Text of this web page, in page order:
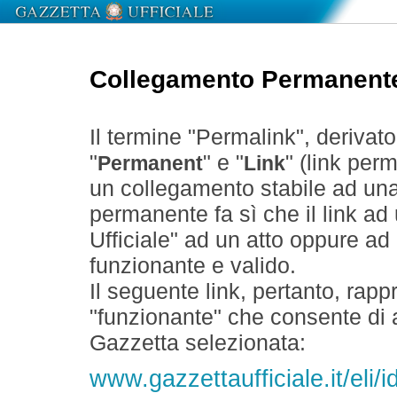
Collegamento
Il termine "Permalink",
" Permanent" e " Link" (link
un collegamento stabile ad
permanente fa sì che il link
Ufficiale" ad un atto oppure
funzionante e valido.
Il seguente link, pertanto,
"funzionante" che consente
Gazzetta selezionata:
www.gazzettaufficiale.it/eli/